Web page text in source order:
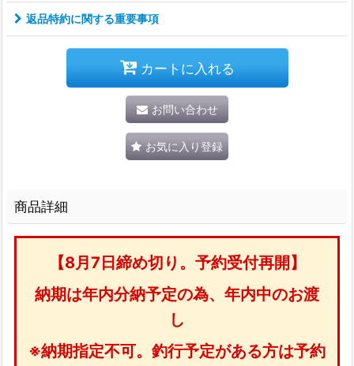
返品特約に関する重要事項
カートに入れる
お問い合わせ
お気に入り登録
商品詳細
【8月7日締め切り。予約受付再開】
納期は年内分納予定の為、年内中のお渡
し
※納期指定不可。釣行予定がある方は予約